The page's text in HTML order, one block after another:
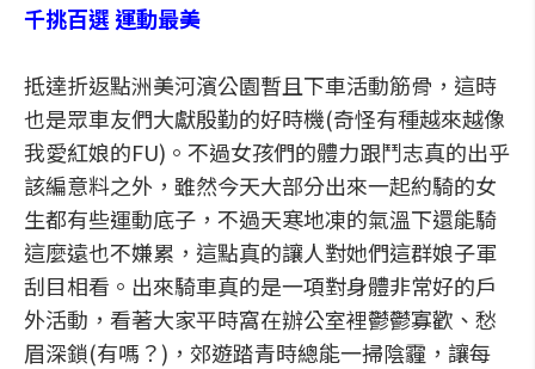
千挑百選 運動最美
抵達折返點洲美河濱公園暫且下車活動筋骨，這時
也是眾車友們大獻殷勤的好時機(奇怪有種越來越像
我愛紅娘的FU)。不過女孩們的體力跟鬥志真的出乎
該編意料之外，雖然今天大部分出來一起約騎的女
生都有些運動底子，不過天寒地凍的氣溫下還能騎
這麼遠也不嫌累，這點真的讓人對她們這群娘子軍
刮目相看。出來騎車真的是一項對身體非常好的戶
外活動，看著大家平時窩在辦公室裡鬱鬱寡歡、愁
眉深鎖(有嗎？)，郊遊踏青時總能一掃陰霾，讓每